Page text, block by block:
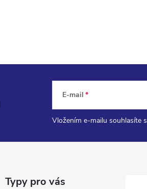
E-mail
Vložením e-mailu souhlasíte s
Typy pro vás